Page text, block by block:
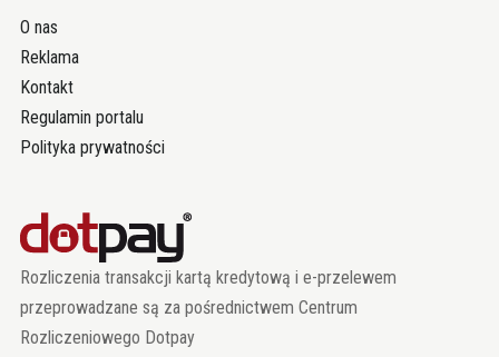
O nas
Reklama
Kontakt
Regulamin portalu
Polityka prywatności
Rozliczenia transakcji kartą kredytową i e-przelewem
przeprowadzane są za pośrednictwem Centrum
Rozliczeniowego Dotpay